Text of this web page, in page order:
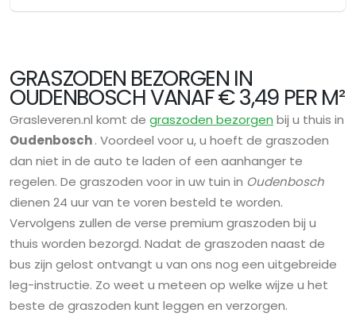
GRASZODEN BEZORGEN IN
OUDENBOSCH VANAF € 3,49 PER M²
Grasleveren.nl komt de graszoden bezorgen bij u thuis in
Oudenbosch. Voordeel voor u, u hoeft de graszoden
dan niet in de auto te laden of een aanhanger te
regelen. De graszoden voor in uw tuin in Oudenbosch
dienen 24 uur van te voren besteld te worden.
Vervolgens zullen de verse premium graszoden bij u
thuis worden bezorgd. Nadat de graszoden naast de
bus zijn gelost ontvangt u van ons nog een uitgebreide
leg-instructie. Zo weet u meteen op welke wijze u het
beste de graszoden kunt leggen en verzorgen.